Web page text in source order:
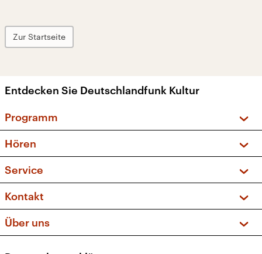
Zur Startseite
Entdecken Sie Deutschlandfunk Kultur
Programm
Sendungen und Podcasts
Musikliste
Kakadu – Das Kinderprogramm
Hören
Frequenzen (UKW + DAB+)
Service
FAQ
Apps
Newsletter
Kontakt
Social Media
Über uns